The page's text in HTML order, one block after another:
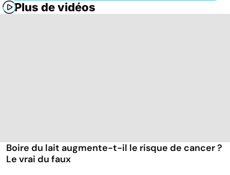
Plus de vidéos
Boire du lait augmente-t-il le risque de cancer ?
Le vrai du faux